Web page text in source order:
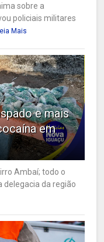
sobre a
policiais militares
Mais
e mais
em
Ambaí; todo o
delegacia da região